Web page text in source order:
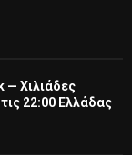
— Χιλιάδες
22:00 Ελλάδας